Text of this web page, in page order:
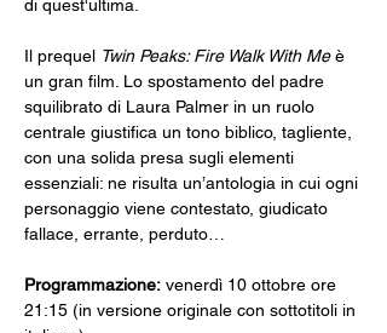
di quest'ultima.
Il prequel Twin Peaks: Fire Walk With Me è
un gran film. Lo spostamento del padre
squilibrato di Laura Palmer in un ruolo
centrale giustifica un tono biblico, tagliente,
con una solida presa sugli elementi
essenziali: ne risulta un’antologia in cui ogni
personaggio viene contestato, giudicato
fallace, errante, perduto…
Programmazione: venerdì 10 ottobre ore
21:15 (in versione originale con sottotitoli in